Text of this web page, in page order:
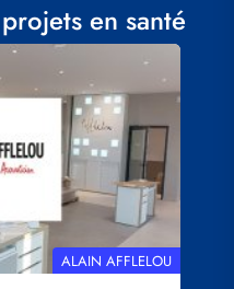
en santé
RÉFÉRENCE
CLIENT
ALAIN AFFLELOU